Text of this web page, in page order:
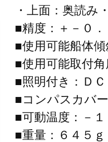
・上面：奥読み
■精度：＋－０
■使用可能船体
■使用可能取付
■照明付き：Ｄ
■コンパスカバ
■可動温度：－
■重量：６４５ｇ